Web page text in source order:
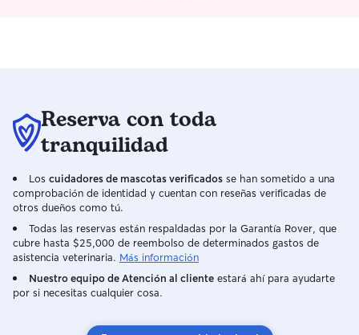
Reserva con toda
tranquilidad
Los cuidadores de mascotas verificados se han sometido a una
comprobación de identidad y cuentan con reseñas verificadas de
otros dueños como tú.
Todas las reservas están respaldadas por la Garantía Rover, que
cubre hasta $25,000 de reembolso de determinados gastos de
asistencia veterinaria. Más información
Nuestro equipo de Atención al cliente estará ahí para ayudarte
por si necesitas cualquier cosa.